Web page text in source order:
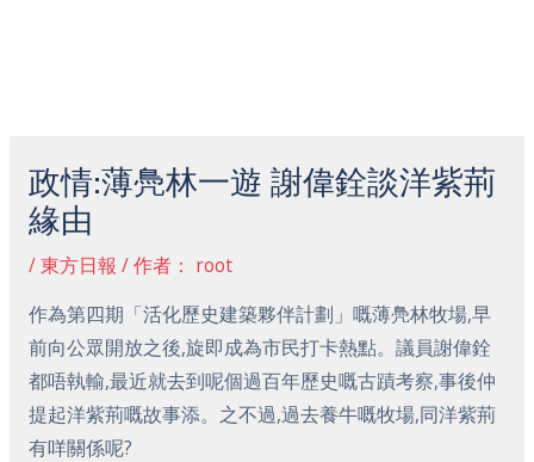
政情:薄鳧林一遊 謝偉銓談洋紫荊
緣由
/東方日報 / 作者： root
作為第四期「活化歷史建築夥伴計劃」嘅薄鳧林牧場,早
前向公眾開放之後,旋即成為市民打卡熱點。議員謝偉銓
都唔執輸,最近就去到呢個過百年歷史嘅古蹟考察,事後仲
提起洋紫荊嘅故事添。之不過,過去養牛嘅牧場,同洋紫荊
有咩關係呢?